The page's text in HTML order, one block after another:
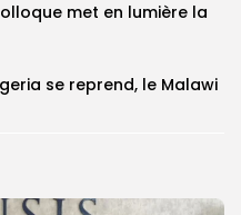
met en lumière la
se reprend, le Malawi